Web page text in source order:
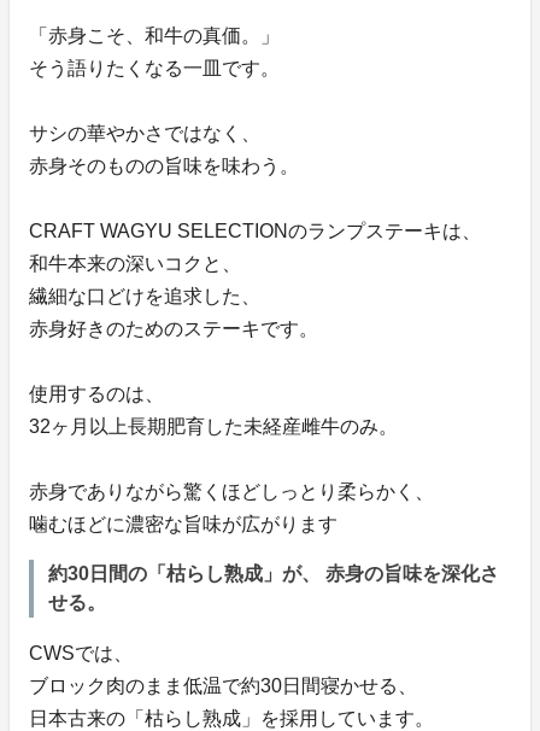
「赤身こそ、和牛の真価。」
そう語りたくなる一皿です。
サシの華やかさではなく、
赤身そのものの旨味を味わう。
CRAFT WAGYU SELECTIONのランプステーキは、
和牛本来の深いコクと、
繊細な口どけを追求した、
赤身好きのためのステーキです。
使用するのは、
32ヶ月以上長期肥育した未経産雌牛のみ。
赤身でありながら驚くほどしっとり柔らかく、
噛むほどに濃密な旨味が広がります
約30日間の「枯らし熟成」が、 赤身の旨味を深化さ
せる。
CWSでは、
ブロック肉のまま低温で約30日間寝かせる、
日本古来の「枯らし熟成」を採用しています。